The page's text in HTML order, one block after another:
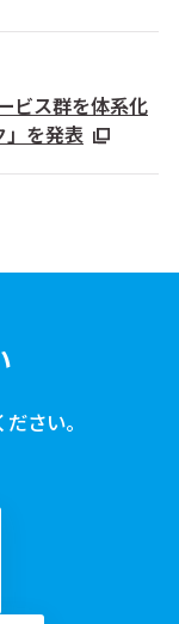
ビス群を体系化
」を発表
さい。